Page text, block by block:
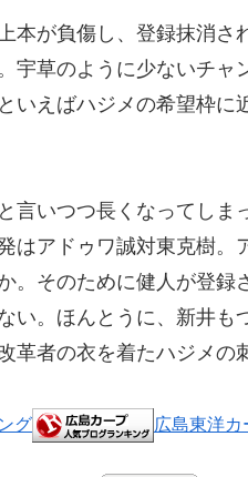
本が負傷し、登録抹消さ
宇草のように少ないチャ
いえばハジメの希望枠
言いつつ長くなってしま
はアドゥワ誠対東克樹
。そのために健人が登
い。ほんとうに、新井
革者の衣を着たハジメの
グ 広島東洋